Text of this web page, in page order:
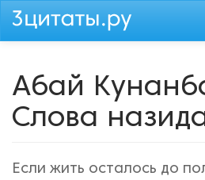
Перейти
Абай
Слова
Если жить осталось до